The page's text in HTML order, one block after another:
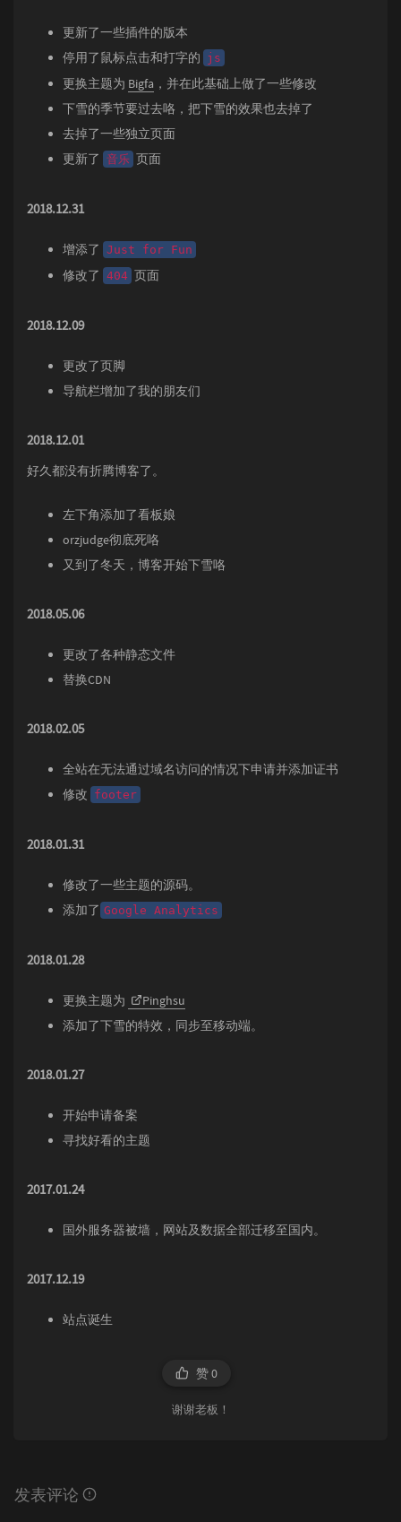
更新了一些插件的版本
停用了鼠标点击和打字的 js
更换主题为 Bigfa ，并在此基础上做了一些修改
下雪的季节要过去咯，把下雪的效果也去掉了
去掉了一些独立页面
更新了 音乐 页面
2018.12.31
增添了 Just for Fun
修改了 404 页面
2018.12.09
更改了页脚
导航栏增加了我的朋友们
2018.12.01
好久都没有折腾博客了。
左下角添加了看板娘
orzjudge彻底死咯
又到了冬天，博客开始下雪咯
2018.05.06
更改了各种静态文件
替换CDN
2018.02.05
全站在无法通过域名访问的情况下申请并添加证书
修改 footer
2018.01.31
修改了一些主题的源码。
添加了 Google Analytics
2018.01.28
更换主题为
Pinghsu
添加了下雪的特效，同步至移动端。
2018.01.27
开始申请备案
寻找好看的主题
2017.01.24
国外服务器被墙，网站及数据全部迁移至国内。
2017.12.19
站点诞生
赞0
谢谢老板！
发表评论